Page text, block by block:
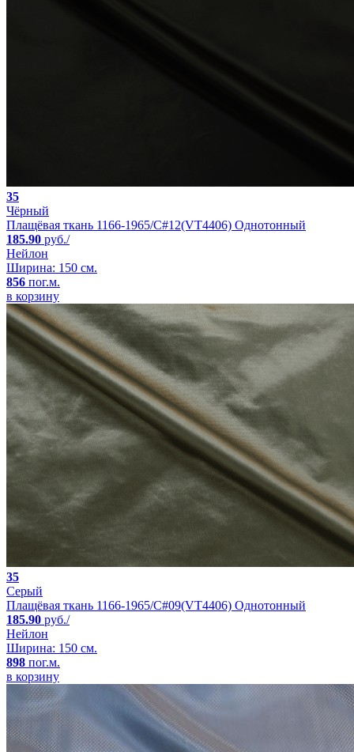
35
Чёрный
Плащёвая ткань 1166-1965/C#12(VT4406) Однотонный
185.90 руб./
Нейлон
Ширина: 150 см.
856 пог.м.
в корзину
35
Серый
Плащёвая ткань 1166-1965/C#09(VT4406) Однотонный
185.90 руб./
Нейлон
Ширина: 150 см.
898 пог.м.
в корзину